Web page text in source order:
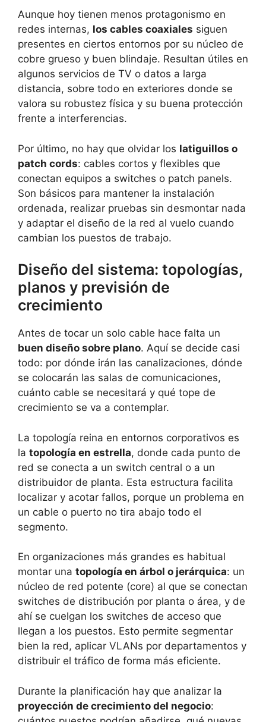
Aunque hoy tienen menos protagonismo en
redes internas, los cables coaxiales siguen
presentes en ciertos entornos por su núcleo de
cobre grueso y buen blindaje. Resultan útiles en
algunos servicios de TV o datos a larga
distancia, sobre todo en exteriores donde se
valora su robustez física y su buena protección
frente a interferencias.
Por último, no hay que olvidar los latiguillos o
patch cords: cables cortos y flexibles que
conectan equipos a switches o patch panels.
Son básicos para mantener la instalación
ordenada, realizar pruebas sin desmontar nada
y adaptar el diseño de la red al vuelo cuando
cambian los puestos de trabajo.
Diseño del sistema: topologías,
planos y previsión de
crecimiento
Antes de tocar un solo cable hace falta un
buen diseño sobre plano. Aquí se decide casi
todo: por dónde irán las canalizaciones, dónde
se colocarán las salas de comunicaciones,
cuánto cable se necesitará y qué tope de
crecimiento se va a contemplar.
La topología reina en entornos corporativos es
la topología en estrella, donde cada punto de
red se conecta a un switch central o a un
distribuidor de planta. Esta estructura facilita
localizar y acotar fallos, porque un problema en
un cable o puerto no tira abajo todo el
segmento.
En organizaciones más grandes es habitual
montar una topología en árbol o jerárquica: un
núcleo de red potente (core) al que se conectan
switches de distribución por planta o área, y de
ahí se cuelgan los switches de acceso que
llegan a los puestos. Esto permite segmentar
bien la red, aplicar VLANs por departamentos y
distribuir el tráfico de forma más eficiente.
Durante la planificación hay que analizar la
proyección de crecimiento del negocio: